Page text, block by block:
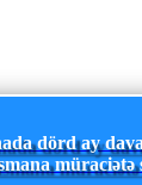
dörd ay
müraciətə